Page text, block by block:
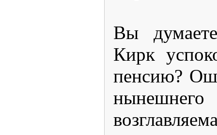
Вы
Кирк
пенсию?